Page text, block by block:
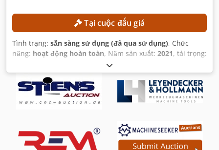
Tại cuộc đấu giá
Tình trạng: sẵn sàng sử dụng (đã qua sử dụng), Chức
năng: hoạt động hoàn toàn, Năm sản xuất: 2021, tải trọng:
4.300 mm
mm, loại cột:triplex, chiều cao xây dựng:1.975 mm,